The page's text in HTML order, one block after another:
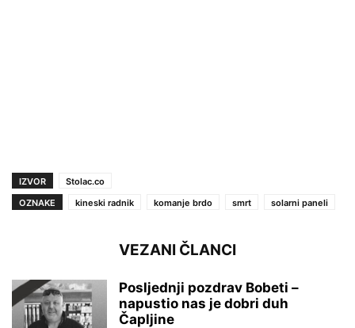
IZVOR
Stolac.co
OZNAKE
kineski radnik komanje brdo smrt solarni paneli
VEZANI ČLANCI
Posljednji pozdrav Bobeti –
napustio nas je dobri duh
Čapljine